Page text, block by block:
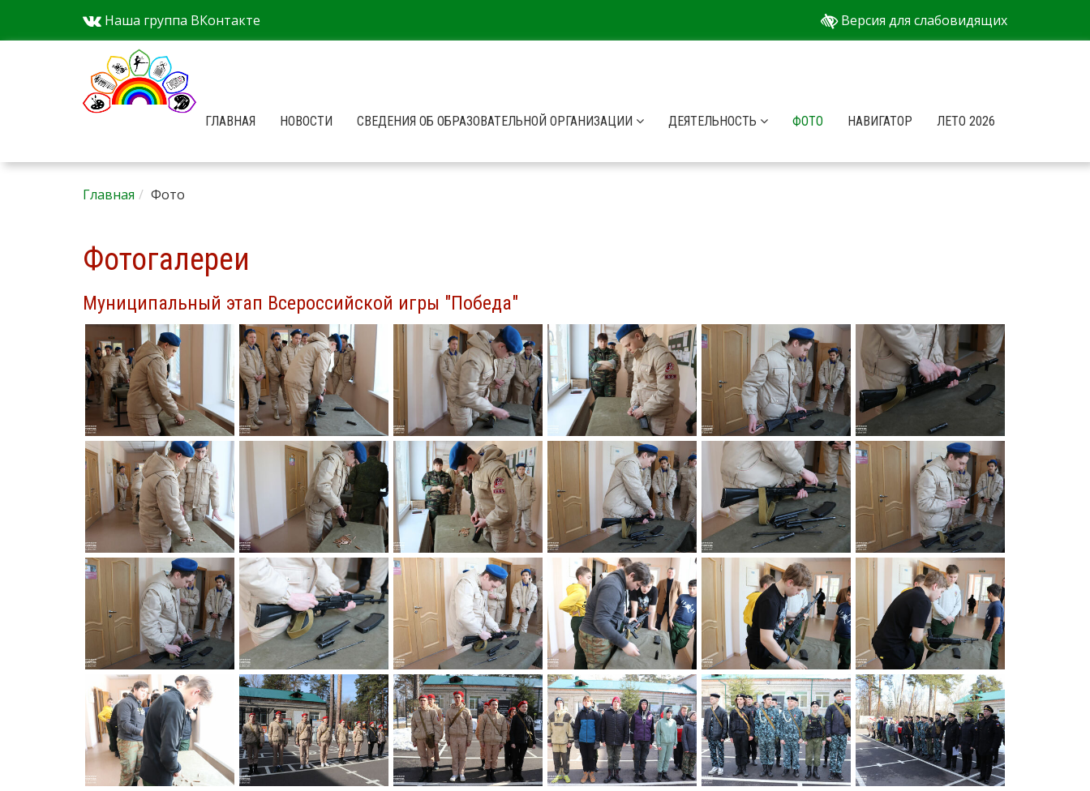
Наша группа ВКонтакте Версия для слабовидящих
ГЛАВНАЯ НОВОСТИ СВЕДЕНИЯ ОБ ОБРАЗОВАТЕЛЬНОЙ ОРГАНИЗАЦИИ ДЕЯТЕЛЬНОСТЬ ФОТО НАВИГАТОР ЛЕТО 2026
Главная Фото
Фотогалереи
Муниципальный этап Всероссийской игры "Победа"